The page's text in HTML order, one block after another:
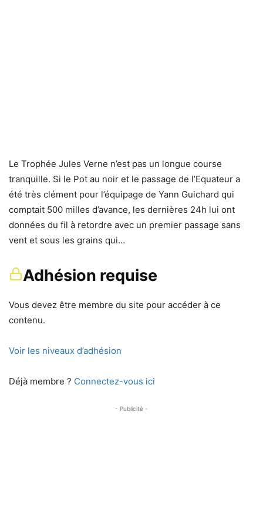
Le Trophée Jules Verne n’est pas un longue course
tranquille. Si le Pot au noir et le passage de l’Equateur a
été très clément pour l’équipage de Yann Guichard qui
comptait 500 milles d’avance, les dernières 24h lui ont
données du fil à retordre avec un premier passage sans
vent et sous les grains qui…
Adhésion requise
Vous devez être membre du site pour accéder à ce
contenu.
Voir les niveaux d’adhésion
Déjà membre ? Connectez-vous ici
- Publicité -